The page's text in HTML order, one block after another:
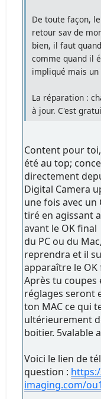
De toute façon,
retour sav de
bien, il faut
comme quand il
impliqué mais un
La réparation :
à jour. C'est
Content pour
été au top;
directement
Digital Camera
une fois avec un
tiré en agissant
avant le OK
du PC ou du
reprendra et il
apparaître le
Après tu
réglages seront
ton MAC ce qui
ultérieurement
boitier. 5valable
Voici le lien de
question :
imaging.com/